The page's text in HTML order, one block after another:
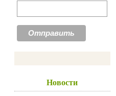
Новости